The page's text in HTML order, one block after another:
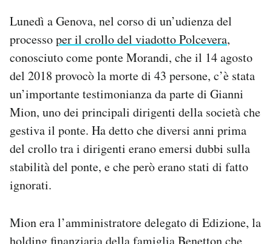
Area Personale
Newsletter
Notifiche mobile
Regala il Post
Hai bisogno di aiuto?
Esci
Lunedì a Genova, nel corso di un’udienza del
processoper il crollo del viadotto Polcevera,
conosciuto come ponte Morandi, che il 14 agosto
del 2018 provocò la morte di 43 persone, c’è stata
un’importante testimonianza da parte di Gianni
Mion, uno dei principali dirigenti della società che
gestiva il ponte. Ha detto che diversi anni prima
del crollo tra i dirigenti erano emersi dubbi sulla
stabilità del ponte, e che però erano stati di fatto
ignorati.
Mion era l’amministratore delegato di Edizione, la